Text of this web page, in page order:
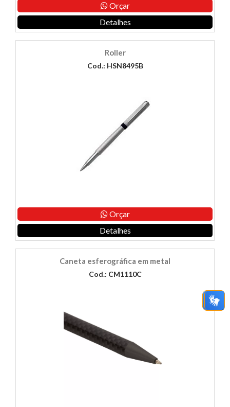
Orçar
Detalhes
Roller
Cod.: HSN8495B
Orçar
Detalhes
Caneta esferográfica em metal
Cod.: CM1110C